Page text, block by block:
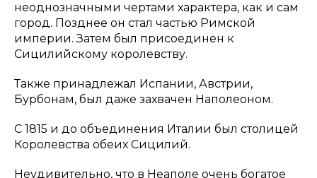
неоднозначными чертами характера, как и сам
город. Позднее он стал частью Римской
империи. Затем был присоединен к
Сицилийскому королевству.
Также принадлежал Испании, Австрии,
Бурбонам, был даже захвачен Наполеоном.
С 1815 и до объединения Италии был столицей
Королевства обеих Сицилий.
Неудивительно, что в Неаполе очень богатое